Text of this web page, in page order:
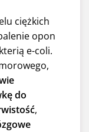
ciężkich
opon
e-coli.
do
,